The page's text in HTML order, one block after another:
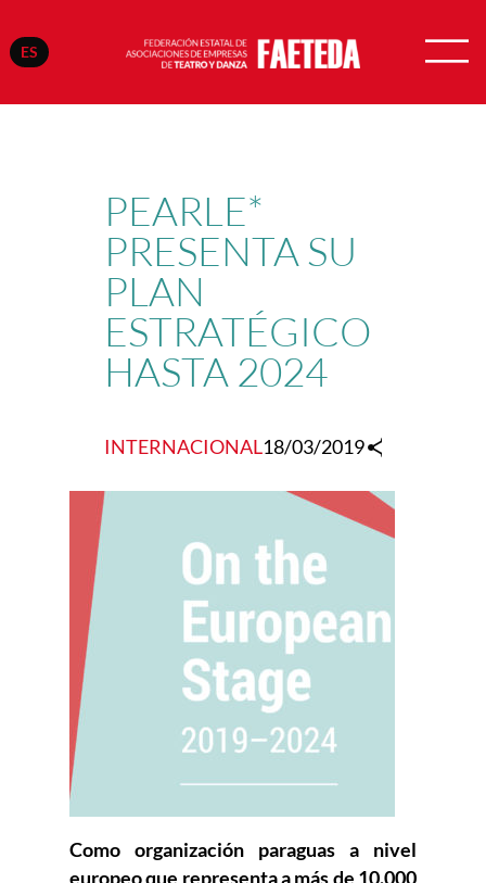
ES
Saltar
PEARLE*
PRESENTA SU
PLAN
ESTRATÉGICO
HASTA 2024
INTERNACIONAL18/03/2019
Como organización paraguas a nivel
europeo que representa a más de 10.000